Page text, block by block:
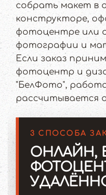
собрать макет в
конструкторе,
фотоцентре или
фотографии и
Если заказ
фотоцентр и
"БелФото",
рассчитывается
3 СПОСОБА
ОНЛАЙН,